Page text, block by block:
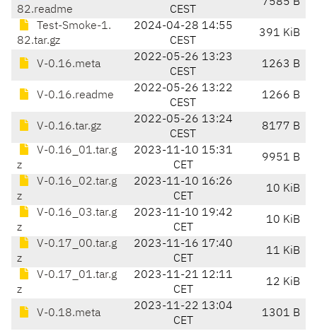
82.readme
CEST
Test-Smoke-1.
82.tar.gz
2024-04-28 14:55
CEST
391 KiB
V-0.16.meta
2022-05-26 13:23
CEST
1263 B
V-0.16.readme
2022-05-26 13:22
CEST
1266 B
V-0.16.tar.gz
2022-05-26 13:24
CEST
8177 B
V-0.16_01.tar.g
z
2023-11-10 15:31
CET
9951 B
V-0.16_02.tar.g
z
2023-11-10 16:26
CET
10 KiB
V-0.16_03.tar.g
z
2023-11-10 19:42
CET
10 KiB
V-0.17_00.tar.g
z
2023-11-16 17:40
CET
11 KiB
V-0.17_01.tar.g
z
2023-11-21 12:11
CET
12 KiB
V-0.18.meta
2023-11-22 13:04
CET
1301 B